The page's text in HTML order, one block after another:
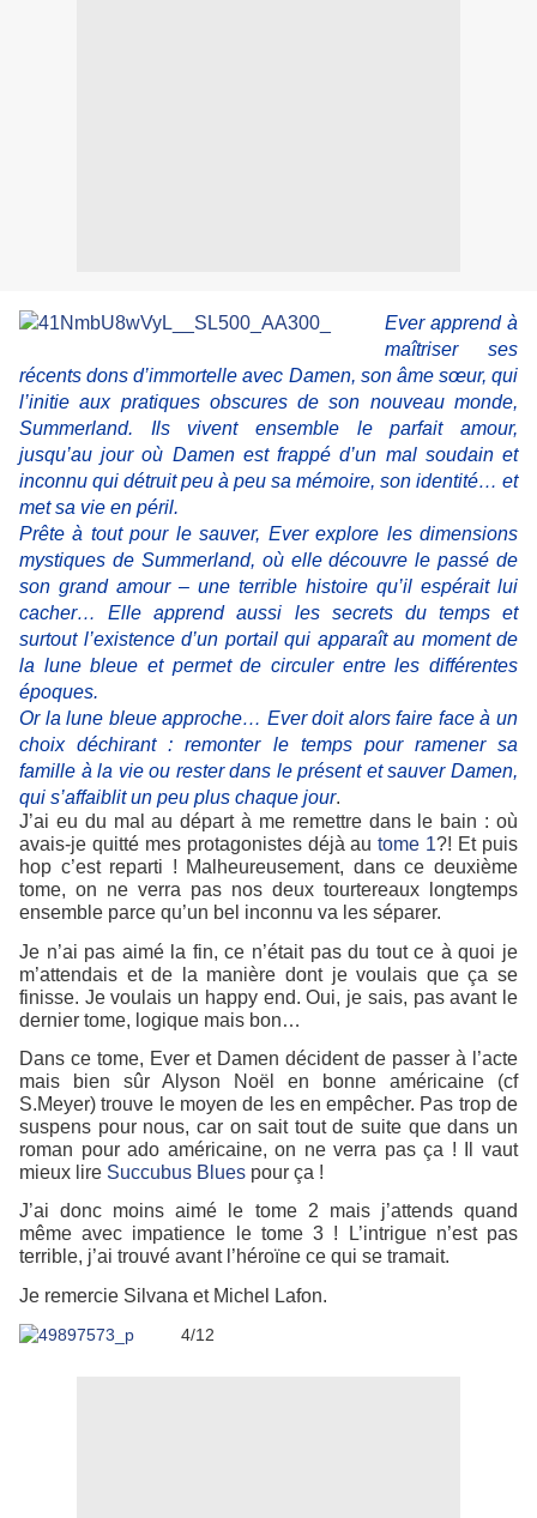
Ever apprend à
maîtriser ses
récents dons d’immortelle avec Damen, son âme sœur, qui
l’initie aux pratiques obscures de son nouveau monde,
Summerland. Ils vivent ensemble le parfait amour,
jusqu’au jour où Damen est frappé d’un mal soudain et
inconnu qui détruit peu à peu sa mémoire, son identité… et
met sa vie en péril.
Prête à tout pour le sauver, Ever explore les dimensions
mystiques de Summerland, où elle découvre le passé de
son grand amour – une terrible histoire qu’il espérait lui
cacher… Elle apprend aussi les secrets du temps et
surtout l’existence d’un portail qui apparaît au moment de
la lune bleue et permet de circuler entre les différentes
époques.
Or la lune bleue approche… Ever doit alors faire face à un
choix déchirant : remonter le temps pour ramener sa
famille à la vie ou rester dans le présent et sauver Damen,
qui s’affaiblit un peu plus chaque jour.
J’ai eu du mal au départ à me remettre dans le bain : où
avais-je quitté mes protagonistes déjà autome 1?! Et puis
hop c’est reparti ! Malheureusement, dans ce deuxième
tome, on ne verra pas nos deux tourtereaux longtemps
ensemble parce qu’un bel inconnu va les séparer.
Je n’ai pas aimé la fin, ce n’était pas du tout ce à quoi je
m’attendais et de la manière dont je voulais que ça se
finisse. Je voulais un happy end. Oui, je sais, pas avant le
dernier tome, logique mais bon…
Dans ce tome, Ever et Damen décident de passer à l’acte
mais bien sûr Alyson Noël en bonne américaine (cf
S.Meyer) trouve le moyen de les en empêcher. Pas trop de
suspens pour nous, car on sait tout de suite que dans un
roman pour ado américaine, on ne verra pas ça ! Il vaut
mieux lire Succubus Blues pour ça !
J’ai donc moins aimé le tome 2 mais j’attends quand
même avec impatience le tome 3 ! L’intrigue n’est pas
terrible, j’ai trouvé avant l’héroïne ce qui se tramait.
Je remercie Silvana et Michel Lafon.
4/12